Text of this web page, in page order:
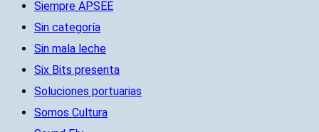
Siempre APSEE
Sin categoría
Sin mala leche
Six Bits presenta
Soluciones portuarias
Somos Cultura